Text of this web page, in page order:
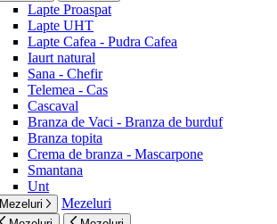
Lapte Proaspat
Lapte UHT
Lapte Cafea - Pudra Cafea
Iaurt natural
Sana - Chefir
Telemea - Cas
Cascaval
Branza de Vaci - Branza de burduf
Branza topita
Crema de branza - Mascarpone
Smantana
Unt
Mezeluri Mezeluri